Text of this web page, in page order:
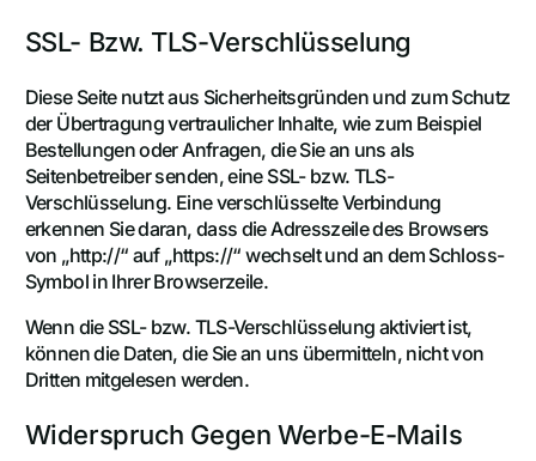
SSL- Bzw. TLS-Verschlüsselung
Diese Seite nutzt aus Sicherheitsgründen und zum Schutz
der Übertragung vertraulicher Inhalte, wie zum Beispiel
Bestellungen oder Anfragen, die Sie an uns als
Seitenbetreiber senden, eine SSL- bzw. TLS-
Verschlüsselung. Eine verschlüsselte Verbindung
erkennen Sie daran, dass die Adresszeile des Browsers
von „http://“ auf „https://“ wechselt und an dem Schloss-
Symbol in Ihrer Browserzeile.
Wenn die SSL- bzw. TLS-Verschlüsselung aktiviert ist,
können die Daten, die Sie an uns übermitteln, nicht von
Dritten mitgelesen werden.
Widerspruch Gegen Werbe-E-Mails